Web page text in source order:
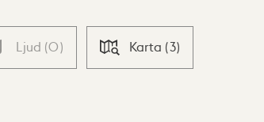
Ljud (0) Karta (3)